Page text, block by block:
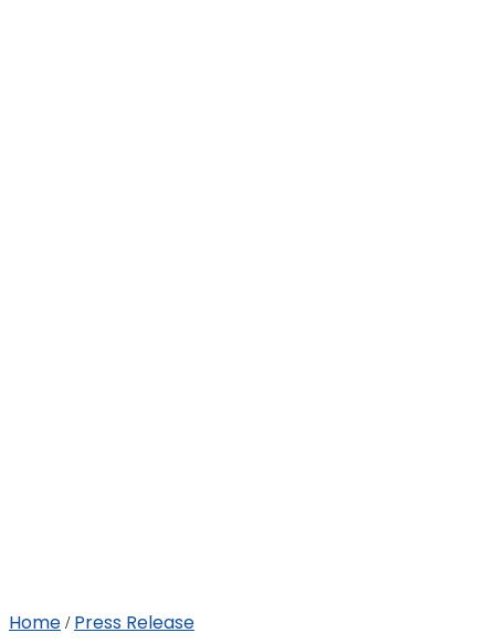
Home / Press Release